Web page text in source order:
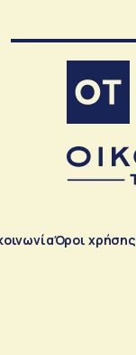
Όροι χρήσης